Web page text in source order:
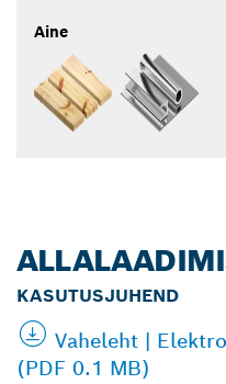
Aine
KASUTUSJUHEND
Vaheleht |
(PDF 0.1 MB)